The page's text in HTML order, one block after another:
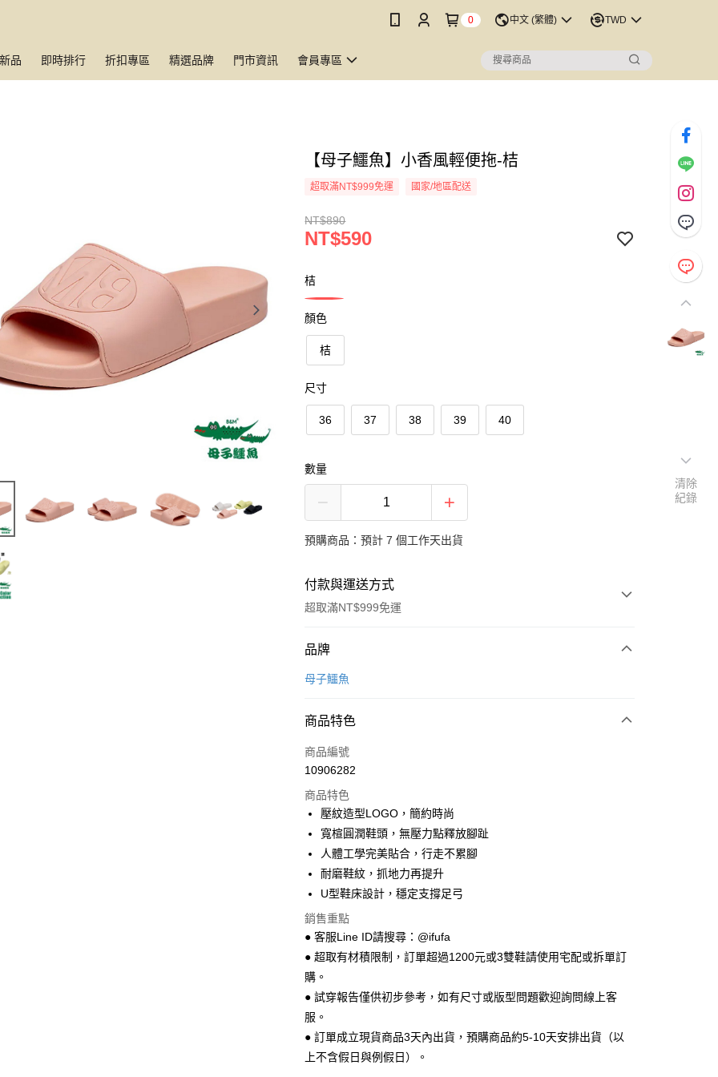
0 中文 (繁體) TWD
品 即時排行 折扣專區 精選品牌 門市資訊 會員專區
【母子鱷魚】小香風輕便拖-桔
超取滿NT$999免運 國家/地區配送
NT$890
NT$590
桔
顏色
桔
尺寸
36 37 38 39 40
數量
預購商品：預計 7 個工作天出貨
付款與運送方式
超取滿NT$999免運
付款方式
信用卡一次付款
Apple Pay
街口支付
悠遊付
Google Pay
全盈+PAY
AFTEE先享後付
相關說明
【關於「AFTEE先享後付」】
AFTEE先享後付是「在收到商品之後才付款」的支付方式。 讓您購物簡單
便利好安心！
１．簡單：不需註冊會員、不需綁卡、不需儲值。
３．安心：先確認商品／服務後，再付款。
【「AFTEE先享後付」結帳流程】
１．於結帳方式選擇「AFTEE先享後付」後，將跳轉至「AFTEE先享後
ATM付款
運送方式
全家 取貨付款
每筆NT$70，滿NT$999(含以上)免運費
品牌
母子鱷魚
商品特色
商品編號
10906282
商品特色
壓紋造型LOGO，簡約時尚
寬楦圓潤鞋頭，無壓力點釋放腳趾
人體工學完美貼合，行走不累腳
耐磨鞋紋，抓地力再提升
U型鞋床設計，穩定支撐足弓
銷售重點
● 客服Line ID請搜尋：@ifufa
● 超取有材積限制，訂單超過1200元或3雙鞋請使用宅配或拆單訂
購。
● 試穿報告僅供初步參考，如有尺寸或版型問題歡迎詢問線上客
服。
● 訂單成立現貨商品3天內出貨，預購商品約5-10天安排出貨（以
上不含假日與例假日）。
清除
紀錄